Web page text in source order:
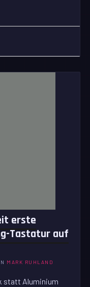
erste
Tastatur auf
MARK RUHLAND
statt Aluminium